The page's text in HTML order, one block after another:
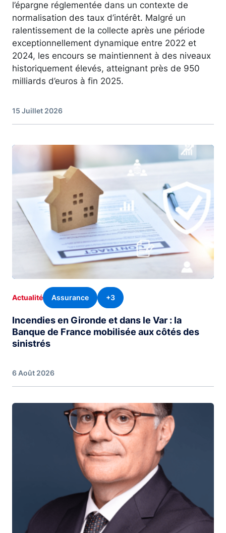
l’épargne réglementée dans un contexte de
normalisation des taux d’intérêt. Malgré un
ralentissement de la collecte après une période
exceptionnellement dynamique entre 2022 et
2024, les encours se maintiennent à des niveaux
historiquement élevés, atteignant près de 950
milliards d’euros à fin 2025.
15 Juillet 2026
Actualité Assurance +3
Incendies en Gironde et dans le Var : la
Banque de France mobilisée aux côtés des
sinistrés
6 Août 2026
Image